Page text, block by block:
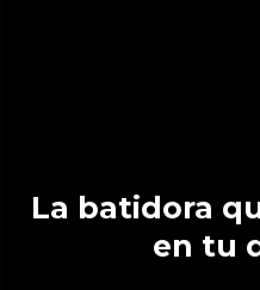
La batidora que te acompaña
en tu